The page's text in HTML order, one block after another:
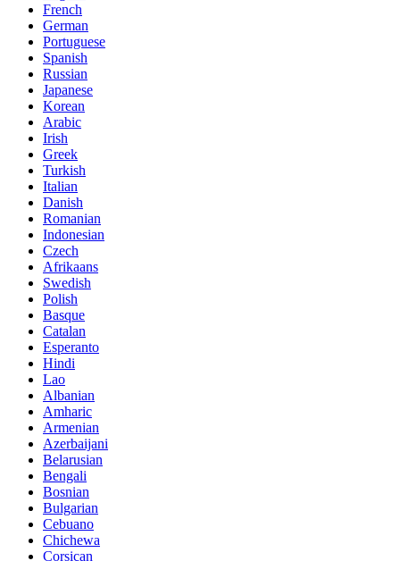
French
German
Portuguese
Spanish
Russian
Japanese
Korean
Arabic
Irish
Greek
Turkish
Italian
Danish
Romanian
Indonesian
Czech
Afrikaans
Swedish
Polish
Basque
Catalan
Esperanto
Hindi
Lao
Albanian
Amharic
Armenian
Azerbaijani
Belarusian
Bengali
Bosnian
Bulgarian
Cebuano
Chichewa
Corsican